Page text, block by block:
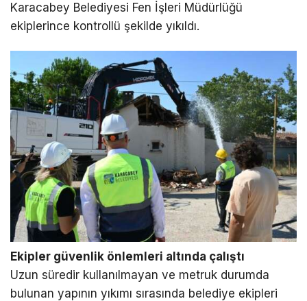
Karacabey Belediyesi Fen İşleri Müdürlüğü
ekiplerince kontrollü şekilde yıkıldı.
Ekipler güvenlik önlemleri altında çalıştı
Uzun süredir kullanılmayan ve metruk durumda
bulunan yapının yıkımı sırasında belediye ekipleri